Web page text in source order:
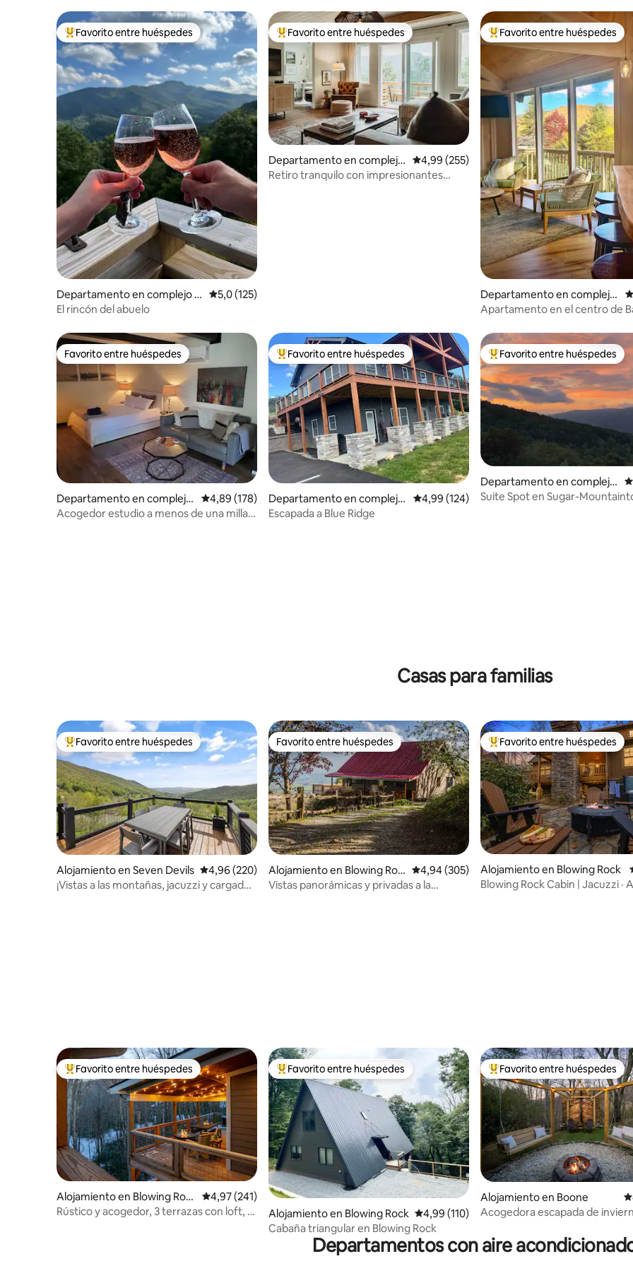
Favorito entre los huéspedes más destacados
Favorito entre huéspedes
Departamento en complejo r
esidencial en Seven Devils
Calificación promedio: 5,0 de 5. 125 evaluaciones
5,0 (125)
El rincón del abuelo
Favorito entre los huéspedes más destacados
Favorito entre huéspedes
Departamento en complejo
residencial en Seven Devils
Calificación promedio: 4,99 de 5. 255
4,99 (255)
Retiro tranquilo con impresionantes
Favorito entre los huéspedes
Favorito entre huéspedes
Departamento en complejo
residencial en Banner Elk
Apartamento en el centro de
Favorito entre huéspedes
Favorito entre huéspedes
Departamento en complejo
residencial en Banner Elk
Calificación promedio: 4,89 de 5. 178 evaluaciones
4,89 (178)
Acogedor estudio a menos de una milla
Favorito entre los huéspedes más destacados
Favorito entre huéspedes
Departamento en complejo
residencial en Boone
Calificación promedio: 4,99 de 5. 124
4,99 (124)
Escapada a Blue Ridge
Favorito entre los huéspedes
Favorito entre huéspedes
Departamento en complejo
residencial en Sugar Mounta
Suite Spot en Sugar-
Casas para familias
Favorito entre los huéspedes más destacados
Favorito entre huéspedes
Alojamiento en Seven Devils Calificación promedio: 4,96 de 5. 220 evaluaciones
4,96 (220)
¡Vistas a las montañas, jacuzzi y cargador
Favorito entre huéspedes
Favorito entre huéspedes
Alojamiento en Blowing Roc
k
Calificación promedio: 4,94 de 5. 305
4,94 (305)
Vistas panorámicas y privadas a la
Favorito entre los huéspedes
Favorito entre huéspedes
Alojamiento en Blowing Rock
Blowing Rock Cabin | Jacuzzi ·
Favorito entre los huéspedes más destacados
Favorito entre huéspedes
Alojamiento en Blowing Roc
k
Calificación promedio: 4,97 de 5. 241 evaluaciones
4,97 (241)
Rústico y acogedor, 3 terrazas con loft, a
Favorito entre los huéspedes más destacados
Favorito entre huéspedes
Alojamiento en Blowing Rock Calificación promedio: 4,99 de 5. 110
4,99 (110)
Cabaña triangular en Blowing Rock
Favorito entre los huéspedes
Favorito entre huéspedes
Alojamiento en Boone
Acogedora escapada de
Blowin Rock
Departamentos con aire